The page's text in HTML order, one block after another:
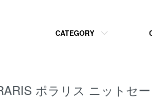
CATEGORY
ポラリス ニットセ